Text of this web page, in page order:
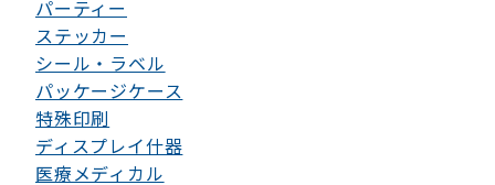
パーティー
ステッカー
シール・ラベル
パッケージケース
特殊印刷
ディスプレイ什器
医療メディカル